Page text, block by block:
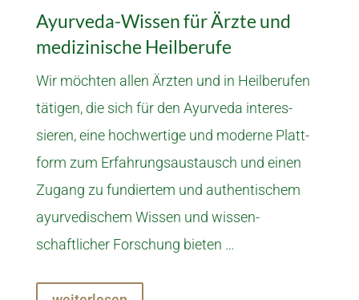
Ayurveda-Wissen für Ärzte und
medizinische Heilberufe
Wir möchten allen Ärzten und in Heil­­­berufen
tätigen, die sich für den Ayur­­­veda interes­­­
sieren, eine hoch­wertige und moderne Platt­­­
form zum Erfahrungs­­­austausch und einen
Zugang zu fundiertem und authen­tischem
ayur­­­vedischem Wissen und wissen­­­
schaftlicher Forschung bieten …